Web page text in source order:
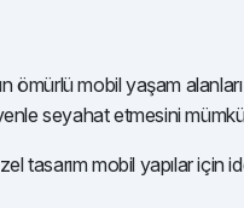
ömürlü mobil yaşam
seyahat etmesini
mobil yapılar için